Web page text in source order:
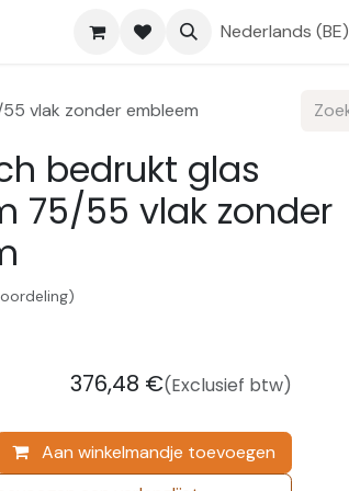
Nederlands (BE)
vlak zonder embleem
bedrukt glas
75/55 vlak zonder
Aan winkelmandje toevoegen
376,48 €(Exclusief btw)